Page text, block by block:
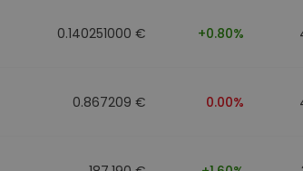
0.140251000 € +0.80%
0.867209 € 0.00%